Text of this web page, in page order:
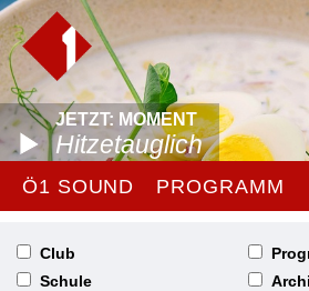
JETZT: MOMENT
Hitzetauglich
Ö1 SOUND PROGRAMM
Club
Schule